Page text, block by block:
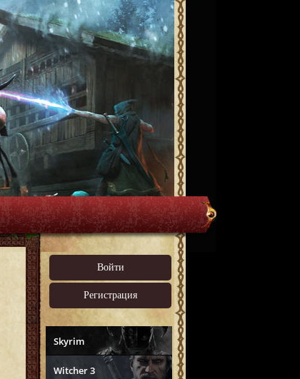
Войти
Регистрация
Skyrim
Witcher 3